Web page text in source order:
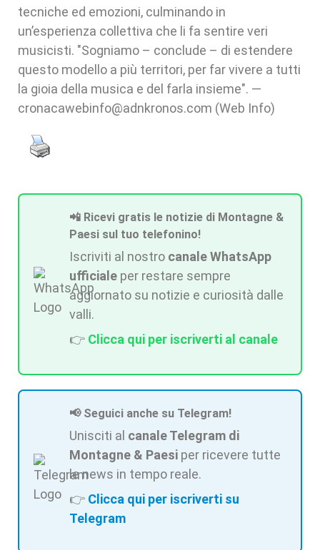
tecniche ed emozioni, culminando in
un’esperienza collettiva che li fa sentire veri
musicisti. "Sogniamo – conclude – di estendere
questo modello a più territori, per far vivere a tutti
la gioia della musica e del farla insieme". —
cronacawebinfo@adnkronos.com (Web Info)
📲 Ricevi gratis le notizie di Montagne &
Paesi sul tuo telefonino!
Iscriviti al nostro canale WhatsApp
ufficiale per restare sempre
aggiornato su notizie e curiosità dalle
valli.
👉 Clicca qui per iscriverti al canale
📢 Seguici anche su Telegram!
Unisciti al canale Telegram di
Montagne & Paesi per ricevere tutte
le news in tempo reale.
👉 Clicca qui per iscriverti su
Telegram